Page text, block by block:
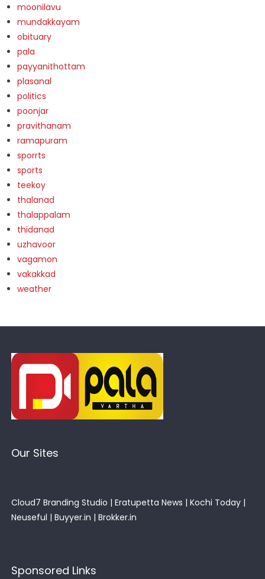
moonilavu
mundakkayam
obituary
pala
payyanithottam
plasanal
politics
poonjar
pravithanam
ramapuram
sporrts
sports
teekoy
thalanad
thalappalam
thidanad
uzhavoor
vagamon
vakakkad
weather
Our Sites
Cloud7 Branding Studio | Eratupetta News | Kochi Today |
Neuseful | Buyyer.in | Brokker.in
Sponsored Links